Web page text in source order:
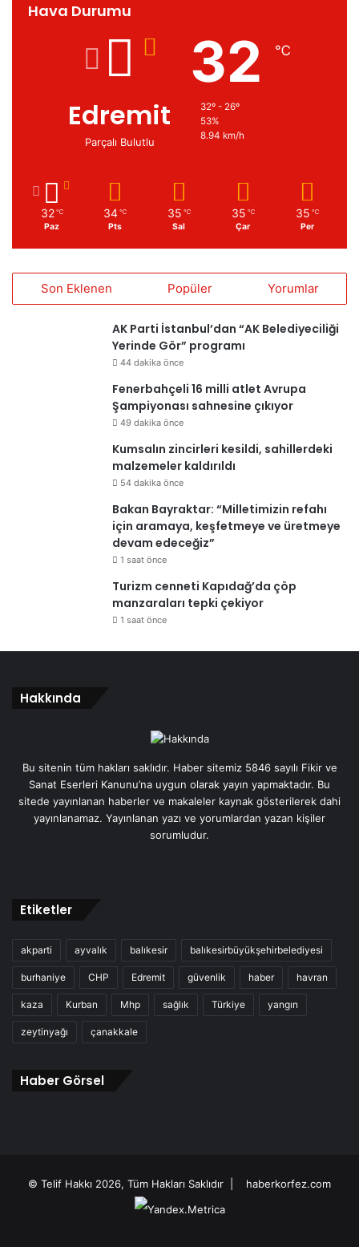
Hava Durumu
Edremit
Parçalı Bulutlu
32 ℃
32º - 26º
53%
8.94 km/h
32 ℃
Paz
34 ℃
Pts
35 ℃
Sal
35 ℃
Çar
35 ℃
Per
Son Eklenen Popüler Yorumlar
AK Parti İstanbul’dan “AK Belediyeciliği
Yerinde Gör” programı
44 dakika önce
Fenerbahçeli 16 milli atlet Avrupa
Şampiyonası sahnesine çıkıyor
49 dakika önce
Kumsalın zincirleri kesildi, sahillerdeki
malzemeler kaldırıldı
54 dakika önce
Bakan Bayraktar: “Milletimizin refahı
için aramaya, keşfetmeye ve üretmeye
devam edeceğiz”
1 saat önce
Turizm cenneti Kapıdağ’da çöp
manzaraları tepki çekiyor
1 saat önce
Hakkında
Bu sitenin tüm hakları saklıdır. Haber sitemiz 5846 sayılı Fikir ve
Sanat Eserleri Kanunu’na uygun olarak yayın yapmaktadır. Bu
sitede yayınlanan haberler ve makaleler kaynak gösterilerek dahi
yayınlanamaz. Yayınlanan yazı ve yorumlardan yazan kişiler
sorumludur.
Etiketler
akparti ayvalık balıkesir balıkesirbüyükşehirbelediyesi
burhaniye CHP Edremit güvenlik haber havran
kaza Kurban Mhp sağlık Türkiye yangın
zeytinyağı çanakkale
Haber Görsel
© Telif Hakkı 2026, Tüm Hakları Saklıdır | haberkorfez.com